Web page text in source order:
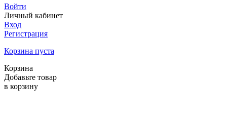
Войти
Личный кабинет
Вход
Регистрация
Корзина пуста
Корзина
Добавьте товар
в корзину